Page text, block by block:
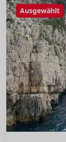
Ausgewählt